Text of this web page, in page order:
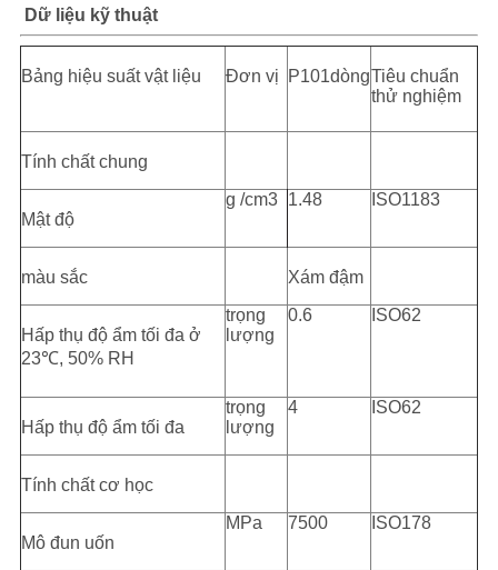
Dữ liệu kỹ thuật
Bảng hiệu suất vật liệu Đơn vị P101dòngTiêu chuẩn
thử nghiệm
Tính chất chung
Mật độ
g /cm3 1.48 ISO1183
màu sắc Xám đậm
Hấp thụ độ ẩm tối đa ở
23℃, 50% RH
trọng
lượng
0.6 ISO62
Hấp thụ độ ẩm tối đa
trọng
lượng
4 ISO62
Tính chất cơ học
Mô đun uốn
MPa 7500 ISO178